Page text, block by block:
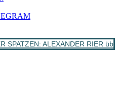
SPATZEN: ALEXANDER RIER